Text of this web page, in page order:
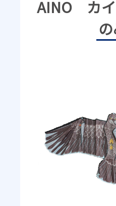
AINO カ